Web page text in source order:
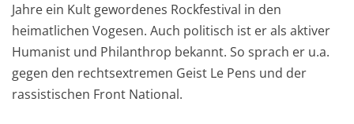
Jahre ein Kult gewordenes Rockfestival in den
heimatlichen Vogesen. Auch politisch ist er als aktiver
Humanist und Philanthrop bekannt. So sprach er u.a.
gegen den rechtsextremen Geist Le Pens und der
rassistischen Front National.